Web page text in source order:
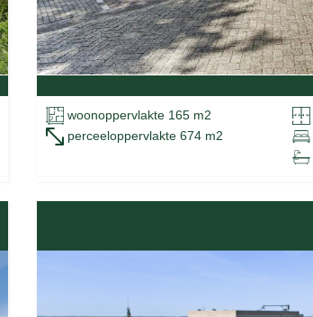
woonoppervlakte 165 m2
perceeloppervlakte 674 m2